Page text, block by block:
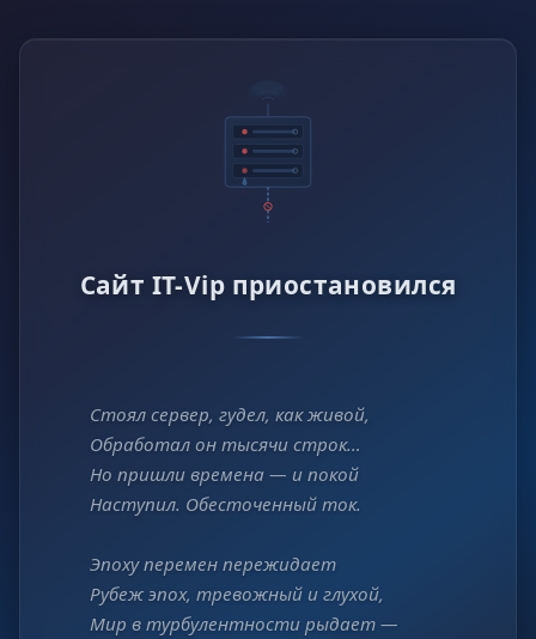
Сайт IT-Vip приостановился
Стоял сервер, гудел, как живой,
Обработал он тысячи строк…
Но пришли времена — и покой
Наступил. Обесточенный ток.
Эпоху перемен пережидает
Рубеж эпох, тревожный и глухой,
Мир в турбулентности рыдает —